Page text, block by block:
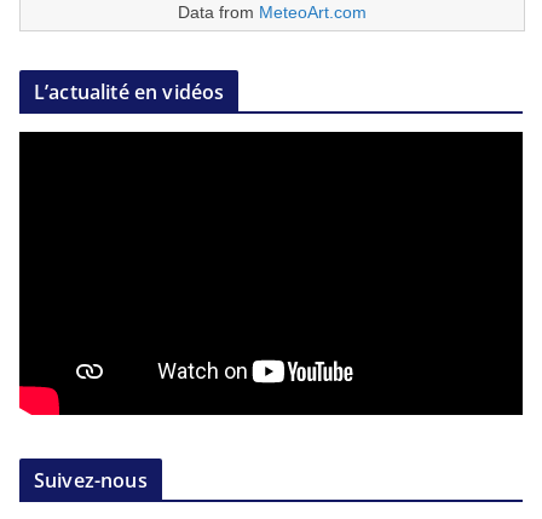
Data from MeteoArt.com
L’actualité en vidéos
Suivez-nous